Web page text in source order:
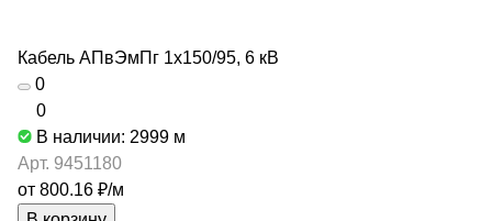
Кабель АПвЭмПг 1х150/95, 6 кВ
0
0
В наличии: 2999 м
Арт. 9451180
от 800.16 ₽/м